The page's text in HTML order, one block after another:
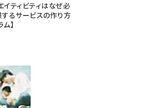
イティビティはなぜ必
るサービスの作り方
】